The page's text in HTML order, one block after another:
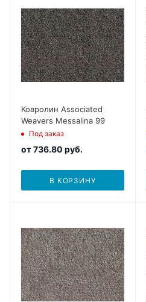
Ковролин Associated
Weavers Messalina 99
Под заказ
от736.80 руб.
В КОРЗИНУ